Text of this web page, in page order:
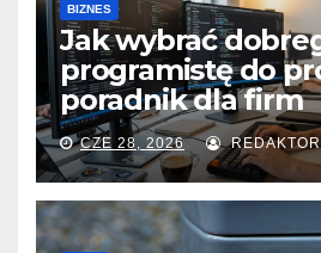
BIZNES
Jak wybrać
programistę do
poradnik dla firm
CZE 28, 2026 REDAKTOR